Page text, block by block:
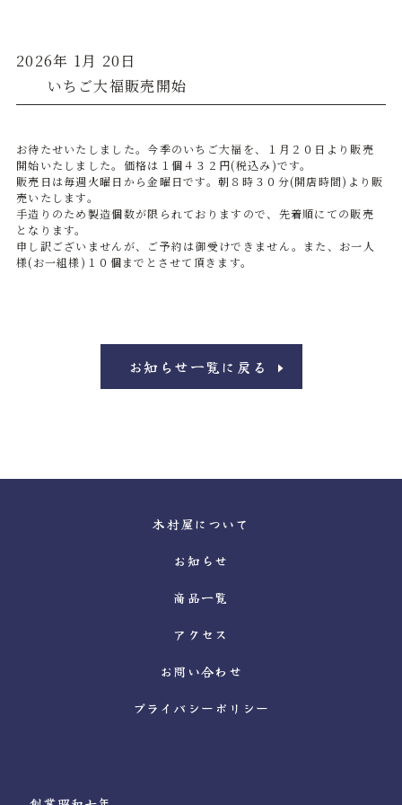
2026年 1月 20日
いちご大福販売開始
お待たせいたしました。今季のいちご大福を、１月２０日より販売
開始いたしました。価格は１個４３２円(税込み)です。
販売日は毎週火曜日から金曜日です。朝８時３０分(開店時間)より販
売いたします。
手造りのため製造個数が限られておりますので、先着順にての販売
となります。
申し訳ございませんが、ご予約は御受けできません。また、お一人
様(お一組様)１０個までとさせて頂きます。
お知らせ一覧に戻る
お問い合わせ
アクセス
商品一覧
お知らせ
木村屋について
プライバシーポリシー